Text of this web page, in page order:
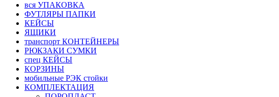
вся УПАКОВКА
ФУТЛЯРЫ ПАПКИ
КЕЙСЫ
ЯЩИКИ
транспорт КОНТЕЙНЕРЫ
РЮКЗАКИ СУМКИ
спец КЕЙСЫ
КОРЗИНЫ
мобильные РЭК стойки
КОМПЛЕКТАЦИЯ